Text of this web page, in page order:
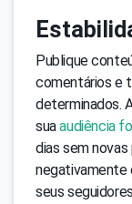
Publique
comentários e
determinados.
suaaudiência
dias sem
negativamente
seus